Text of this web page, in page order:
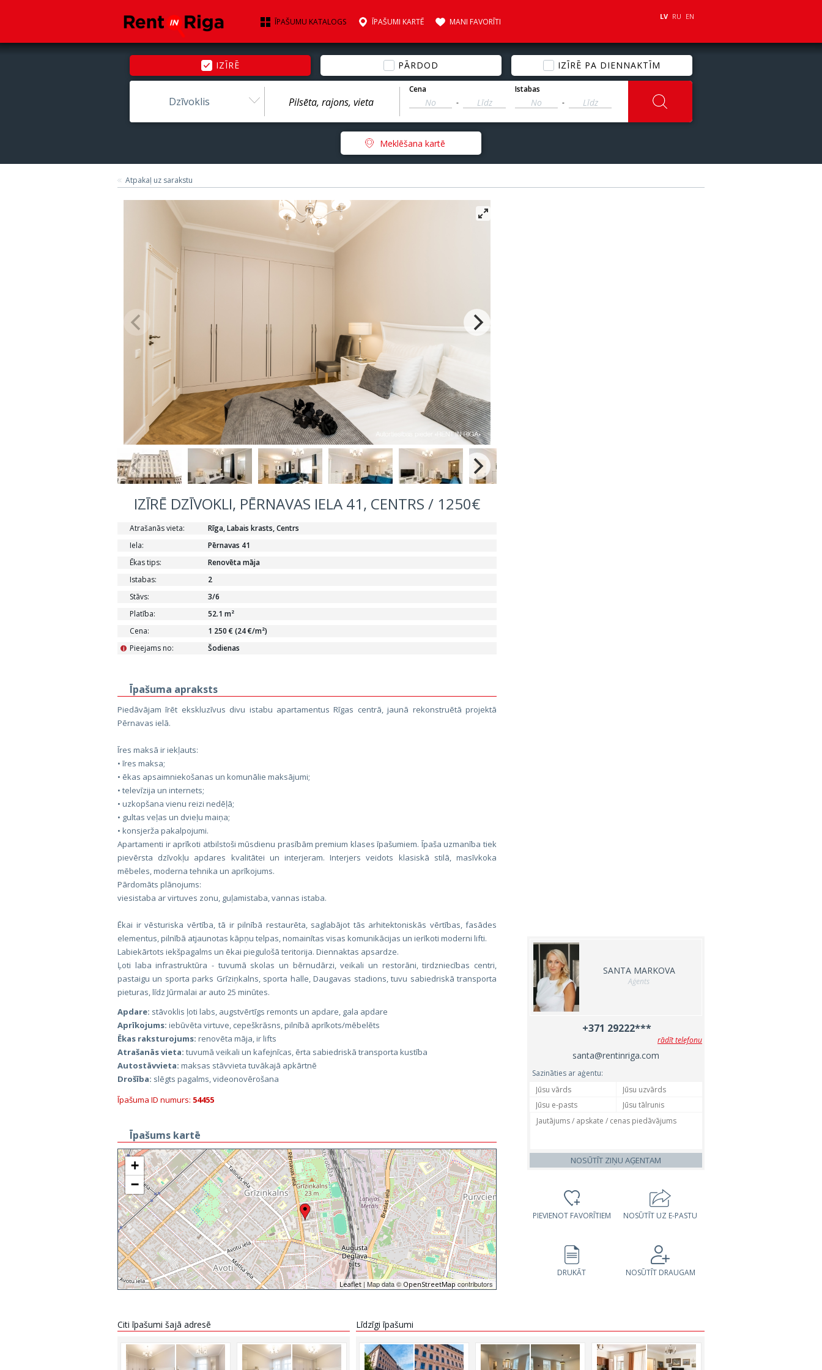
ĪPAŠUMU KATALOGS ĪPAŠUMI KARTĒ MANI FAVORĪTI
LV RU EN
IZĪRĒ PĀRDOD IZĪRĒ PA DIENNAKTĪM
Dzīvoklis
Cena
-
Istabas
-
Meklēšana kartē
Atpakaļ uz sarakstu
IZĪRĒ DZĪVOKLI, PĒRNAVAS IELA 41, CENTRS / 1250€
Atrašanās vieta:
Rīga, Labais krasts, Centrs
Iela:
Pērnavas 41
Ēkas tips:
Renovēta māja
Istabas:
2
Stāvs:
3/6
Platība:
52.1 m²
Cena:
1 250 € (24 €/m²)
Pieejams no:
i Šodienas
Īpašuma apraksts
Piedāvājam īrēt ekskluzīvus divu istabu apartamentus Rīgas centrā, jaunā rekonstruētā projektā
Pērnavas ielā.
Īres maksā ir iekļauts:
• īres maksa;
• ēkas apsaimniekošanas un komunālie maksājumi;
• televīzija un internets;
• uzkopšana vienu reizi nedēļā;
• gultas veļas un dvieļu maiņa;
• konsjerža pakalpojumi.
Apartamenti ir aprīkoti atbilstoši mūsdienu prasībām premium klases īpašumiem. Īpaša uzmanība tiek
pievērsta dzīvokļu apdares kvalitātei un interjeram. Interjers veidots klasiskā stilā, masīvkoka
mēbeles, moderna tehnika un aprīkojums.
Pārdomāts plānojums:
viesistaba ar virtuves zonu, guļamistaba, vannas istaba.
Ēkai ir vēsturiska vērtība, tā ir pilnībā restaurēta, saglabājot tās arhitektoniskās vērtības, fasādes
elementus, pilnībā atjaunotas kāpņu telpas, nomainītas visas komunikācijas un ierīkoti moderni lifti.
Labiekārtots iekšpagalms un ēkai piegulošā teritorija. Diennaktas apsardze.
Ļoti laba infrastruktūra - tuvumā skolas un bērnudārzi, veikali un restorāni, tirdzniecības centri,
pastaigu un sporta parks Grīziņkalns, sporta halle, Daugavas stadions, tuvu sabiedriskā transporta
pieturas, līdz Jūrmalai ar auto 25 minūtes.
Apdare: stāvoklis ļoti labs, augstvērtīgs remonts un apdare, gala apdare
Aprīkojums: iebūvēta virtuve, cepeškrāsns, pilnībā aprīkots/mēbelēts
Ēkas raksturojums: renovēta māja, ir lifts
Atrašanās vieta: tuvumā veikali un kafejnīcas, ērta sabiedriskā transporta kustība
Autostāvvieta: maksas stāvvieta tuvākajā apkārtnē
Drošība: slēgts pagalms, videonovērošana
Īpašuma ID numurs: 54455
Īpašums kartē
+
−
Leaflet | Map data © OpenStreetMapcontributors
SANTA MARKOVA
Aģents
+371 29222***
rādīt telefonu
santa@rentinriga.com
Sazināties ar aģentu:
NOSŪTĪT ZIŅU AĢENTAM
PIEVIENOT FAVORĪTIEM NOSŪTĪT UZ E-PASTU
DRUKĀT NOSŪTĪT DRAUGAM
Citi īpašumi šajā adresē Līdzīgi īpašumi